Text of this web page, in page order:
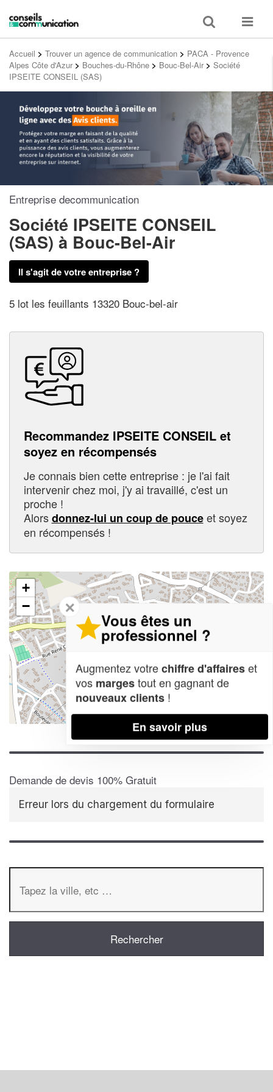
Toggle
search
Toggle
Accueil > Trouver un agence de communication > PACA - Provence
Alpes Côte d'Azur > Bouches-du-Rhône > Bouc-Bel-Air > Société
IPSEITE CONSEIL (SAS)
Entreprise decommunication
Société IPSEITE CONSEIL
(SAS) à Bouc-Bel-Air
Il s'agit de votre entreprise ?
5 lot les feuillants 13320 Bouc-bel-air
Recommandez IPSEITE CONSEIL et
soyez en récompensés
Je connais bien cette entreprise : je l'ai fait
intervenir chez moi, j'y ai travaillé, c'est un
proche !
Alorsdonnez-lui un coup de pouceet soyez
en récompensés !
+
−
Demande de devis 100% Gratuit
Erreur lors du chargement du formulaire
✕
Vous êtes un
professionnel ?
Augmentez votrechiffre d'affaireset
vos margestout en gagnant de
nouveaux clients !
En savoir plus